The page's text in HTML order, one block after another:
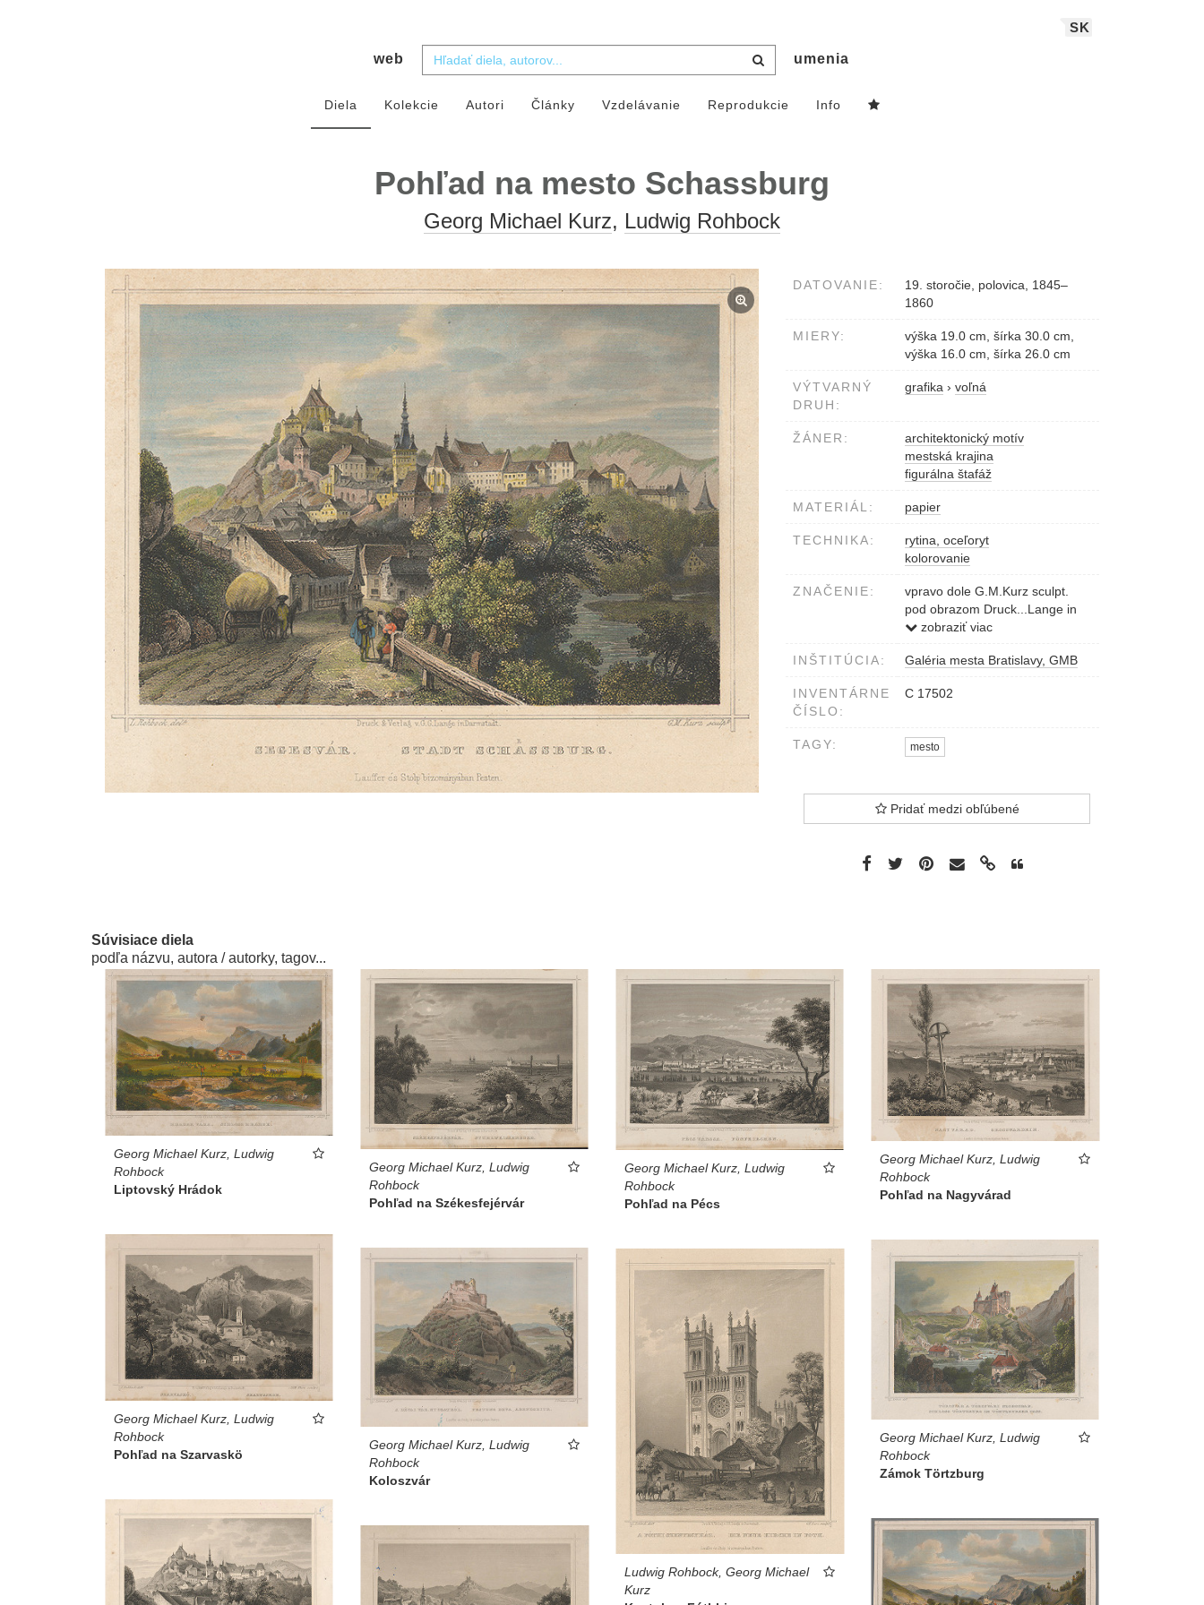
SK
web umenia
Diela Kolekcie Autori Články Vzdelávanie Reprodukcie Info
Pohľad na mesto Schassburg
Georg Michael Kurz, Ludwig Rohbock
DATOVANIE:
19. storočie, polovica, 1845–
1860
MIERY:
výška 19.0 cm, šírka 30.0 cm,
výška 16.0 cm, šírka 26.0 cm
VÝTVARNÝ
DRUH:
grafika › voľná
ŽÁNER:
architektonický motív
mestská krajina
figurálna štafáž
MATERIÁL: papier
TECHNIKA:
rytina, oceľoryt
kolorovanie
ZNAČENIE:
vpravo dole G.M.Kurz sculpt.
pod obrazom Druck...Lange in
Darmstadt SEGESVÁR. STADT
Stolp bizományában Pesten
zobraziť viac
INŠTITÚCIA: Galéria mesta Bratislavy, GMB
INVENTÁRNE
ČÍSLO:
C 17502
TAGY: mesto
Pridať medzi obľúbené
Súvisiace diela
podľa názvu, autora / autorky, tagov...
Georg Michael Kurz, Ludwig
Rohbock
Liptovský Hrádok
Georg Michael Kurz, Ludwig
Rohbock
Pohľad na Székesfejérvár
Georg Michael Kurz, Ludwig
Rohbock
Pohľad na Pécs
Georg Michael Kurz, Ludwig
Rohbock
Pohľad na Nagyvárad
Georg Michael Kurz, Ludwig
Rohbock
Pohľad na Szarvaskö
Georg Michael Kurz, Ludwig
Rohbock
Zámok Törtzburg
Georg Michael Kurz, Ludwig
Rohbock
Koloszvár
Ludwig Rohbock, Georg Michael
Kurz